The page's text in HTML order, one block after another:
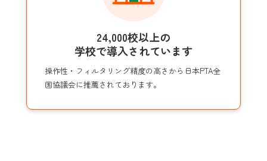
24,000校以上の
学校で導入されています
操作性・フィルタリング精度の高さから日本PTA全
国協議会に推薦されております。